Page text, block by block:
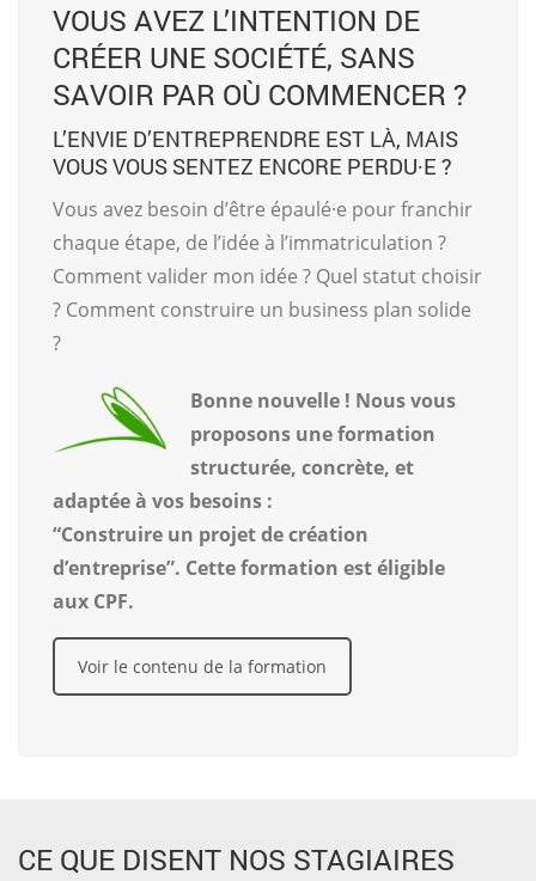
VOUS AVEZ L’INTENTION DE
CRÉER UNE SOCIÉTÉ, SANS
SAVOIR PAR OÙ COMMENCER ?
L’ENVIE D’ENTREPRENDRE EST LÀ, MAIS
VOUS VOUS SENTEZ ENCORE PERDU·E ?
Vous avez besoin d’être épaulé·e pour franchir
chaque étape, de l’idée à l’immatriculation ?
Comment valider mon idée ? Quel statut choisir
? Comment construire un business plan solide
?
Bonne nouvelle ! Nous vous
proposons une formation
structurée, concrète, et
adaptée à vos besoins :
“Construire un projet de création
d’entreprise”. Cette formation est éligible
aux CPF.
Voir le contenu de la formation
CE QUE DISENT NOS STAGIAIRES